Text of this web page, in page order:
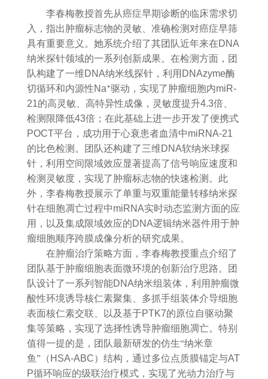
李春梅教授首先从癌症早期诊断的临床需求切
入，指出肿瘤标志物的灵敏、准确检测对癌症早筛
具有重要意义。她系统介绍了其团队近年来在DNA
纳米探针领域的一系列创新成果。在检测方面，团
队构建了一维DNA纳米线探针，利用 DNAzyme酶
切循环和内源性Na⁺驱动，实现了肿瘤细胞内miR-
21的高灵敏、高特异性成像，灵敏度提升4.3倍、
检测限降低43倍；在此基础上进一步开发了便携式
POCT平台，成功用于心衰患者血清中miRNA-21
的比色检测。团队还构建了三维DNA软纳米球探
针，利用空间限域效应显著提高了信号响应速度和
检测灵敏度，实现了肿瘤标志物的快速检测。此
外，李春梅教授展示了单重与双重能量转移纳米探
针在细胞凋亡过程中miRNA实时动态监测方面的应
用，以及集成限域效应的DNA逻辑纳米器件用于肿
瘤细胞顺序跨膜成像分析的研究成果。
在肿瘤治疗策略方面，李春梅教授重点介绍了
团队基于肿瘤细胞表面微环境的创新治疗思路。团
队设计了一系列智能DNA纳米组装体，利用肿瘤微
酸性环境诱导核仁素聚集、多抓手组装体介导细胞
表面核仁素交联、以及基于PTK7的原位自驱动聚
集等策略，实现了选择性诱导肿瘤细胞凋亡。特别
值得一提的是，团队最新研发的仿生“纳米章
鱼”（ HSA-ABC）结构，通过多位点质膜锚定与AT
P循环响应的级联治疗模式，实现了光动力治疗与